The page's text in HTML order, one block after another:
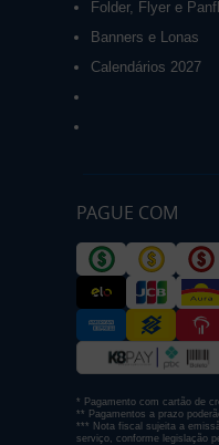
Folder, Flyer e
Banners e Lonas
Calendários 2027
PAGUE COM
* Pagamento com cartão de
** Pagamentos a prazo
*** Nota fiscal sujeita a
serviço, conforme legislação